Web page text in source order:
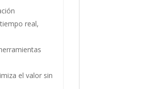
real,
el valor sin